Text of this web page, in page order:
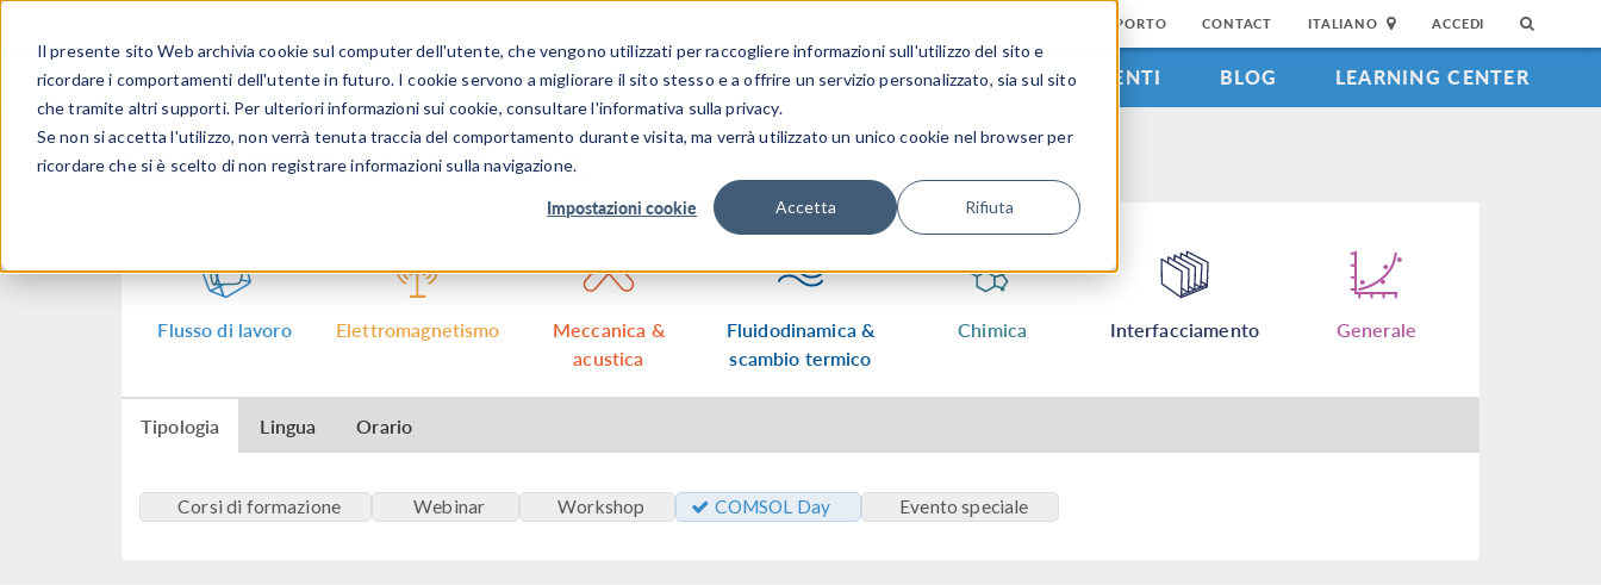
Il presente sito Web archivia cookie sul computer dell'utente, che vengono utilizzati per raccogliere informazioni sull'utilizzo del sito e
ricordare i comportamenti dell'utente in futuro. I cookie servono a migliorare il sito stesso e a offrire un servizio personalizzato, sia sul sito
che tramite altri supporti. Per ulteriori informazioni sui cookie, consultare l'informativa sulla privacy.
Se non si accetta l'utilizzo, non verrà tenuta traccia del comportamento durante visita, ma verrà utilizzato un unico cookie nel browser per
ricordare che si è scelto di non registrare informazioni sulla navigazione.
Impostazioni cookie Accetta Rifiuta
CENTRO DI SUPPORTO CONTACT ITALIANO ACCEDI
PRODOTTI SETTORI INDUSTRIALI GALLERIA DEI VIDEO EVENTI BLOG LEARNING CENTER
Calendario eventi COMSOL
Flusso di lavoro Elettromagnetismo
Meccanica &
acustica
Fluidodinamica &
scambio termico
Chimica Interfacciamento Generale
Tipologia Lingua Orario
Corsi di formazione Webinar Workshop COMSOL Day Evento speciale